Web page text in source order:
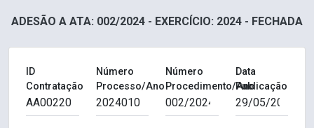
ADESÃO A ATA: 002/2024 - EXERCÍCIO: 2024 - FECHADA
ID
Contratação
Número
Processo/Ano
Número
Procedimento/Ano
Data
Publicação